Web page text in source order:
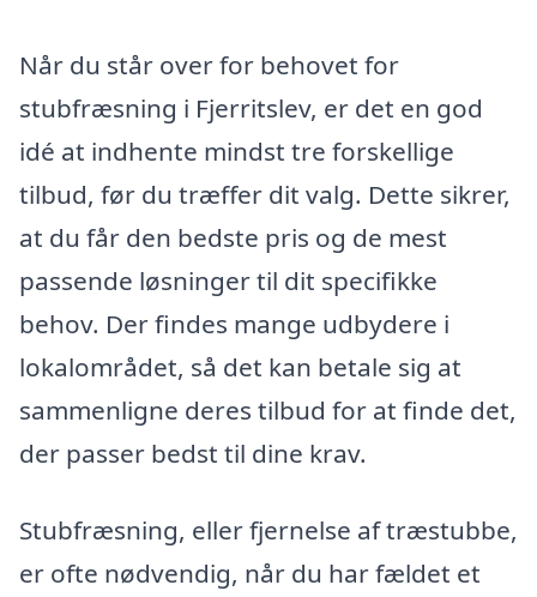
Når du står over for behovet for
stubfræsning i Fjerritslev, er det en god
idé at indhente mindst tre forskellige
tilbud, før du træffer dit valg. Dette sikrer,
at du får den bedste pris og de mest
passende løsninger til dit specifikke
behov. Der findes mange udbydere i
lokalområdet, så det kan betale sig at
sammenligne deres tilbud for at finde det,
der passer bedst til dine krav.
Stubfræsning, eller fjernelse af træstubbe,
er ofte nødvendig, når du har fældet et